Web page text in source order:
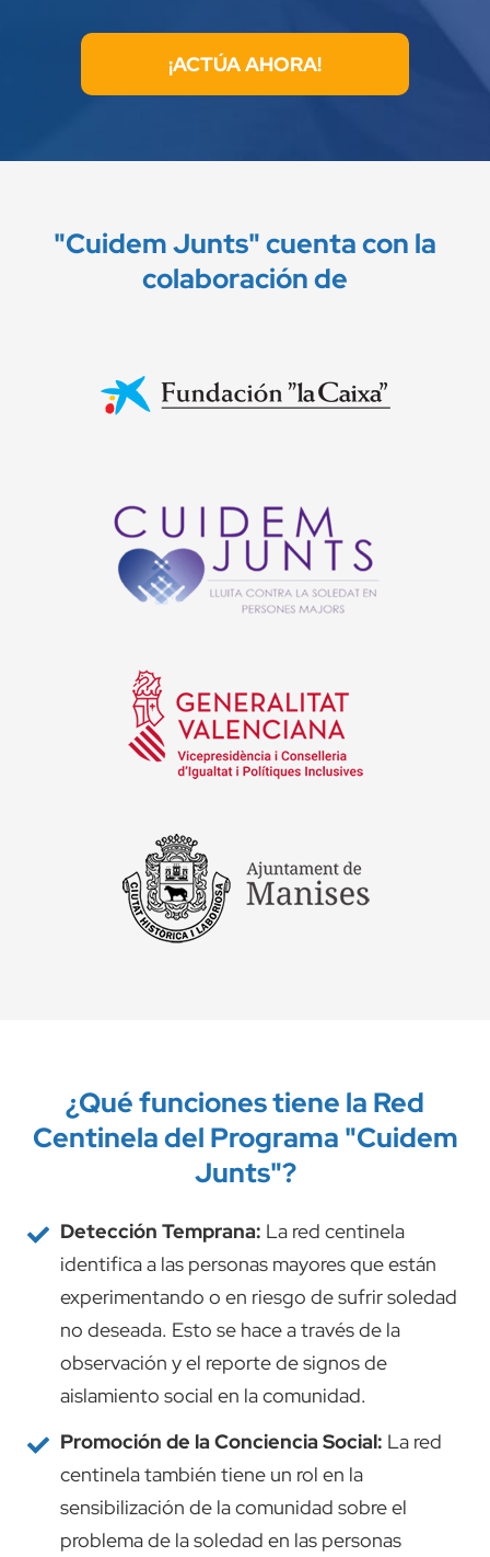
¡ACTÚA AHORA!
"Cuidem Junts" cuenta con la
colaboración de
¿Qué funciones tiene la Red
Centinela del Programa "Cuidem
Junts"?
Detección Temprana: La red centinela
identifica a las personas mayores que están
experimentando o en riesgo de sufrir soledad
no deseada. Esto se hace a través de la
observación y el reporte de signos de
aislamiento social en la comunidad.
Promoción de la Conciencia Social: La red
centinela también tiene un rol en la
sensibilización de la comunidad sobre el
problema de la soledad en las personas